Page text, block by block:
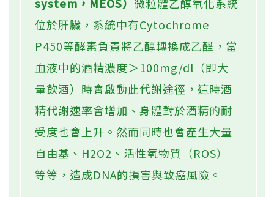
位於肝臟，系統中有Cytochrome
P450等酵素負責將乙醇轉換成乙醛，當
血液中的酒精濃度＞100mg/dl（即大
量飲酒）時會啟動此代謝途徑，這時酒
精代謝速率會增加、身體對於酒精的耐
受度也會上升。然而同時也會產生大量
自由基、H2O2、活性氧物質（ROS）
等等，造成DNA的損害與致癌風險。